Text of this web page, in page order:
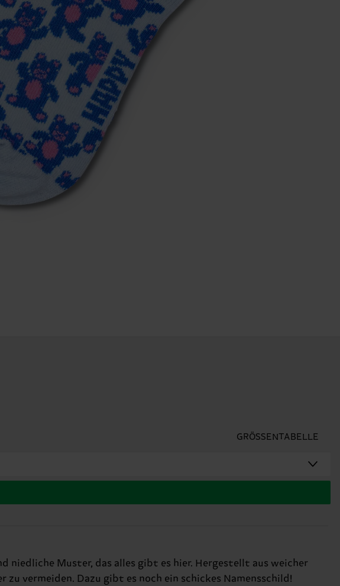
GRÖSSENTABELLE
niedliche Muster, das alles gibt es hier. Hergestellt aus weicher
vermeiden. Dazu gibt es noch ein schickes Namensschild!